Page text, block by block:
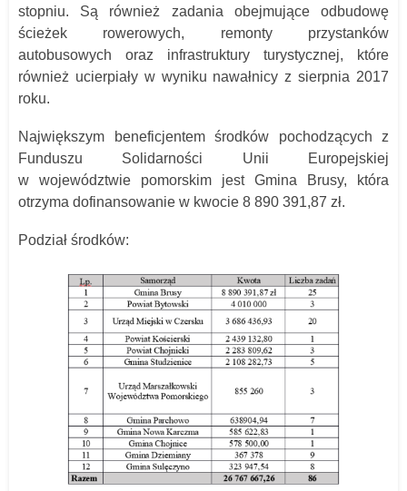
stopniu. Są również zadania obejmujące odbudowę
ścieżek rowerowych, remonty przystanków
autobusowych oraz infrastruktury turystycznej, które
również ucierpiały w wyniku nawałnicy z sierpnia 2017
roku.
Największym beneficjentem środków pochodzących z
Funduszu Solidarności Unii Europejskiej
w województwie pomorskim jest Gmina Brusy, która
otrzyma dofinansowanie w kwocie 8 890 391,87 zł.
Podział środków: